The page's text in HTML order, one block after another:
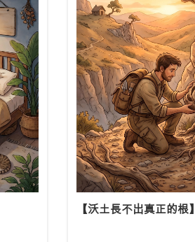
【沃土長不出真正的根】